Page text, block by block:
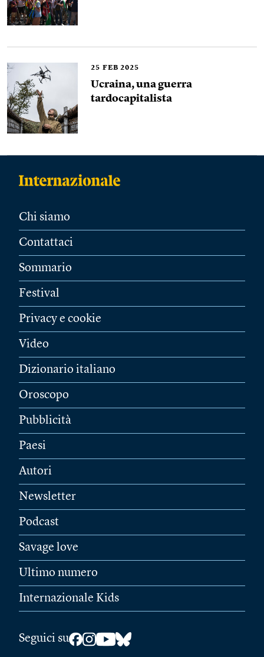
25 FEB 2025
Ucraina, una guerra
tardocapitalista
Chi siamo
Contattaci
Sommario
Festival
Privacy e cookie
Video
Dizionario italiano
Oroscopo
Pubblicità
Paesi
Autori
Newsletter
Podcast
Savage love
Ultimo numero
Internazionale Kids
Seguici su